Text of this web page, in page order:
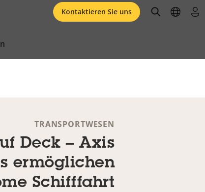
Kontaktieren Sie uns openopen
TRANSPORTWESEN
Deck – Axis
ermöglichen
Schifffahrt